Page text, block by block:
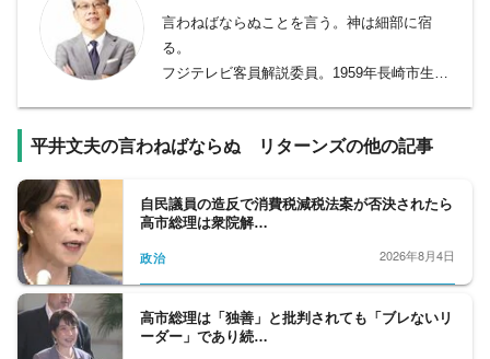
言わねばならぬことを言う。神は細部に宿
る。
フジテレビ客員解説委員。1959年長崎市生ま
2001」キャスター等を経て報道局上席解説委
平井文夫の言わねばならぬ リターンズの他の記事
自民議員の造反で消費税減税法案が否決されたら
高市総理は衆院解…
政治 2026年8月4日
高市総理は「独善」と批判されても「ブレないリ
ーダー」であり続…